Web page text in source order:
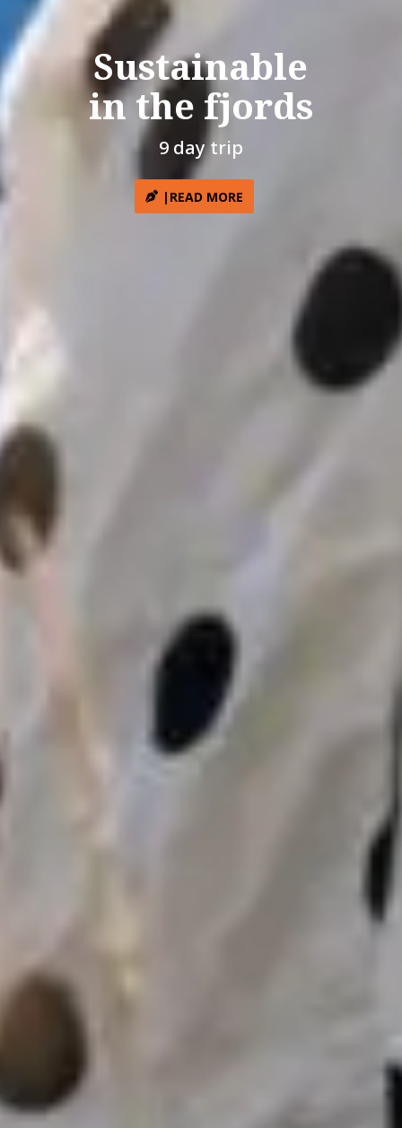
Sustainable
in the fjords
9 day trip
|READ MORE